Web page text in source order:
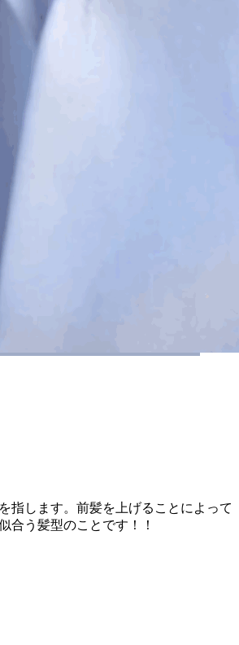
指します。前髪を上げることによって
合う髪型のことです！！